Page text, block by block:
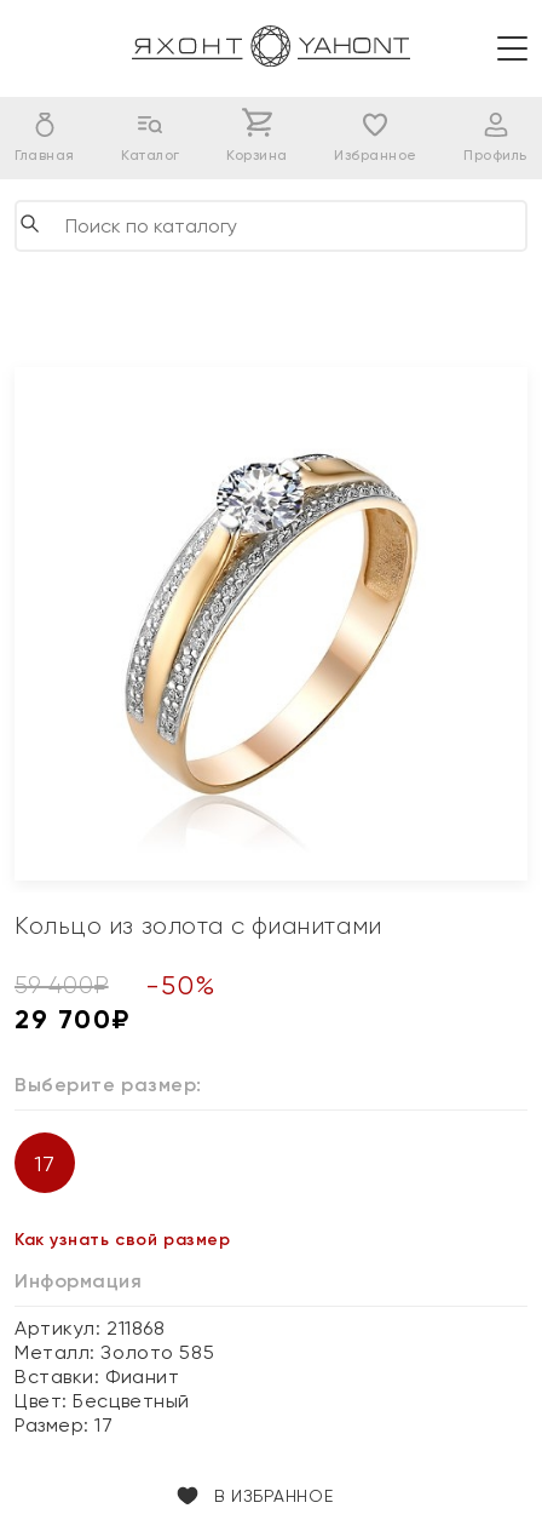
Главная Каталог Корзина Избранное Профиль
Кольцо из золота с фианитами
59 400₽ -50%
29 700₽
Выберите размер:
17
Как узнать свой размер
Информация
Артикул: 211868
Металл:Золото 585
Вставки: Фианит
Цвет:Бесцветный
Размер:17
В ИЗБРАННОЕ